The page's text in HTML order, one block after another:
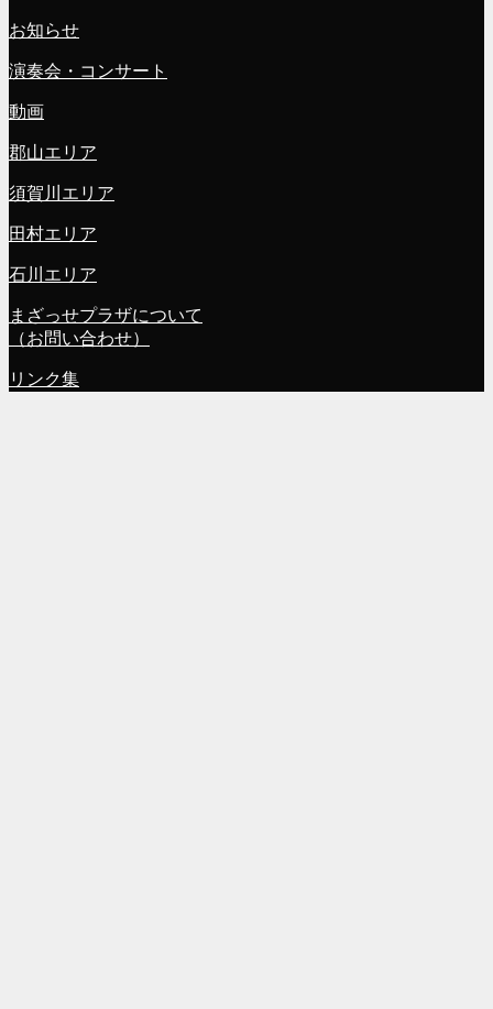
お知らせ
演奏会・コンサート
動画
郡山エリア
須賀川エリア
田村エリア
石川エリア
まざっせプラザについて
（お問い合わせ）
リンク集